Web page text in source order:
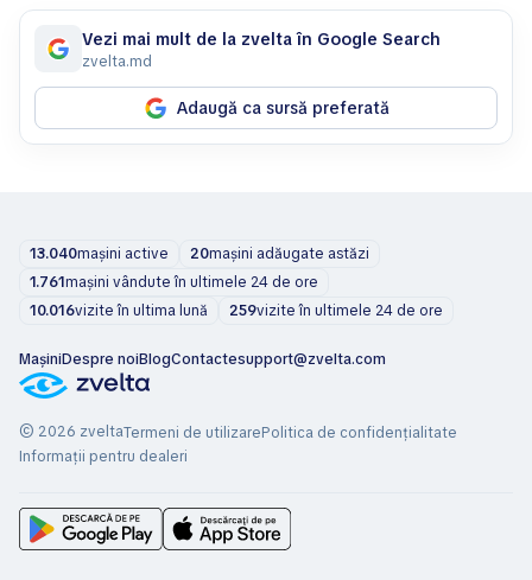
Vezi mai mult de la zvelta în Google Search
zvelta.md
Adaugă ca sursă preferată
13.040mașini active 20mașini adăugate astăzi
1.761mașini vândute în ultimele 24 de ore
10.016vizite în ultima lună 259vizite în ultimele 24 de ore
MașiniDespre noiBlogContactesupport@zvelta.com
© 2026 zveltaTermeni de utilizarePolitica de confidențialitate
Informații pentru dealeri